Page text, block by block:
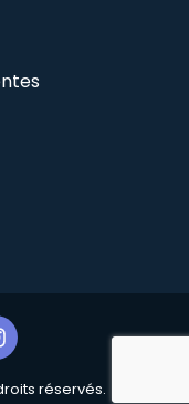
réservés.